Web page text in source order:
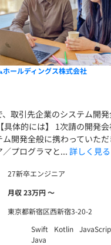
・勉強会を開催
ルやマネジメントスキル
図ることができるスキル
ション株式会社が提供す
入しており、社員であれ
す。また、キャッチア
げたい既存技術に関して
に参加することができ、
。また、月に1回、テッ
氏がおこなう社員向け講
由に参加することもでき
が充実
をおこなう制度で、受験
。また、ITパスポート試
して合格者に授与してい
ホールディングス株式会社
取引先企業のシステム開
具体的には】 1次請の開発
開発全般に携わっていた
プログラマと... 詳しく見る
27新卒エンジニア
月収 23万円 〜
東京都新宿区西新宿3-20-2
Swift Kotlin
Java